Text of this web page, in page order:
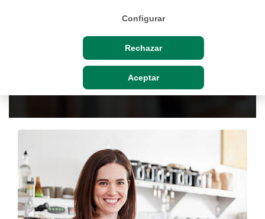
Configurar
Rechazar
Aceptar
Terminales contacless: rapidez y
comodidad, todo en uno
Solicitar propuesta personalizada